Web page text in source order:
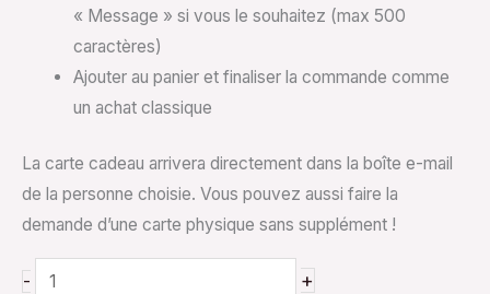
« Message » si vous le souhaitez (max 500
caractères)
Ajouter au panier et finaliser la commande comme
un achat classique
La carte cadeau arrivera directement dans la boîte e-mail
de la personne choisie. Vous pouvez aussi faire la
demande d’une carte physique sans supplément !
- +